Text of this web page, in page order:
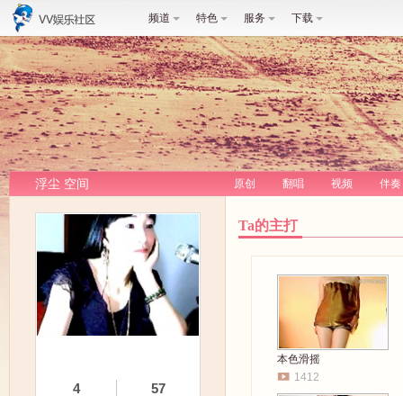
频道 特色 服务 下载
浮尘 空间 原创 翻唱 视频 伴奏
4 57
Ta的主打
本色滑摇
1412